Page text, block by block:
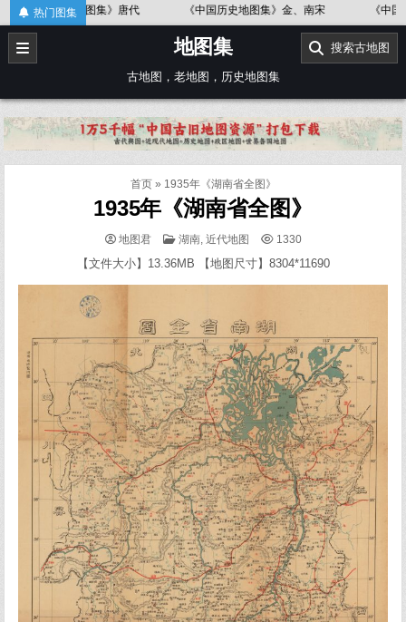
Skip
to
content
热门图集
图集》唐代 《中国历史地图集》金、南宋 《中国历史地图集》
地图集
古地图，老地图，历史地图集
搜索古地图
首页» 1935年《湖南省全图》
1935年《湖南省全图》
地图君
POSTED
湖南, 近代地图 1330
【文件大小】13.36MB 【地图尺寸】8304*11690